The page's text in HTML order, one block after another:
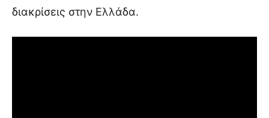
διακρίσεις στην Ελλάδα.